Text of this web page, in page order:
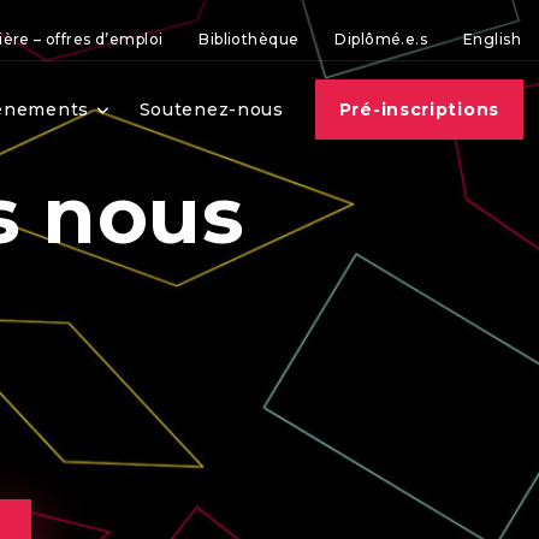
– offres d’emploi Bibliothèque Diplômé.e.s English
Soutenez-nous Pré-inscriptions
nous